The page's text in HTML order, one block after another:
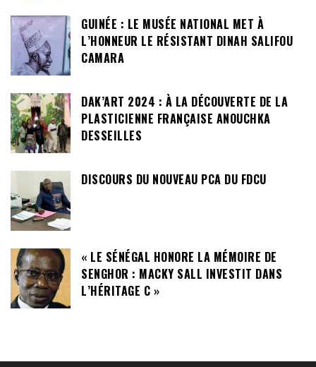
GUINÉE : LE MUSÉE NATIONAL MET À
L’HONNEUR LE RÉSISTANT DINAH SALIFOU
CAMARA
DAK’ART 2024 : À LA DÉCOUVERTE DE LA
PLASTICIENNE FRANÇAISE ANOUCHKA
DESSEILLES
DISCOURS DU NOUVEAU PCA DU FDCU
« LE SÉNÉGAL HONORE LA MÉMOIRE DE
SENGHOR : MACKY SALL INVESTIT DANS
L’HÉRITAGE C »